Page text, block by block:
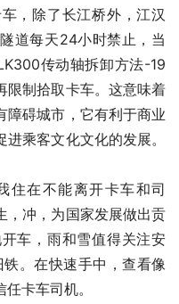
，除了长江桥外，江汉
道每天24小时禁止，当
传动轴拆卸方法-19
限制拾取卡车。这意味着
障碍城市，它有利于商业
乘客文化文化的发展。
住在不能离开卡车和司
，冲，为国家发展做出贡
车，雨和雪值得关注安
。在快速手中，查看像
卡车司机。